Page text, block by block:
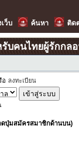
ว็บ ค้นหา ติด
บคนไทยผู้รักกล
อ ลงทะเบียน
ดปุ่มสมัครสมาชิกด้านบน)